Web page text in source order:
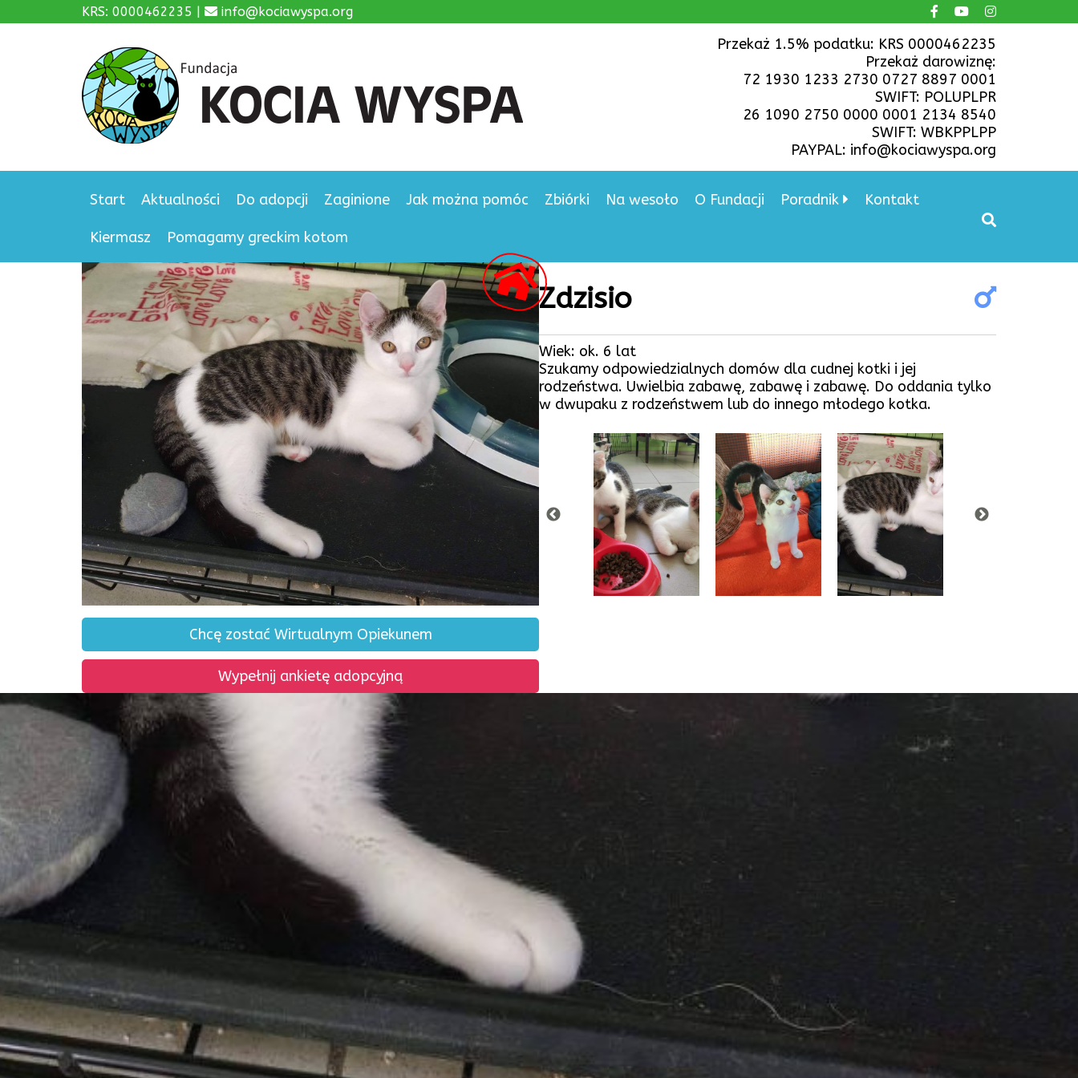
KRS: 0000462235 | info@kociawyspa.org
Przekaż 1.5% podatku: KRS 0000462235
Przekaż darowiznę:
72 1930 1233 2730 0727 8897 0001
SWIFT: POLUPLPR
26 1090 2750 0000 0001 2134 8540
SWIFT: WBKPPLPP
PAYPAL: info@kociawyspa.org
Start Aktualności Do adopcji Zaginione Jak można pomóc Zbiórki Na wesoło O Fundacji Poradnik Kontakt
Kiermasz Pomagamy greckim kotom
Chcę zostać Wirtualnym Opiekunem
Wypełnij ankietę adopcyjną
Zdzisio
Wiek: ok. 6 lat
Szukamy odpowiedzialnych domów dla cudnej kotki i jej
rodzeństwa. Uwielbia zabawę, zabawę i zabawę. Do oddania tylko
w dwupaku z rodzeństwem lub do innego młodego kotka.